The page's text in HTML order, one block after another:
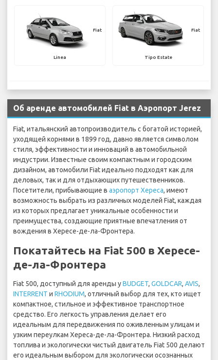
Fiat
Linea
Fiat
Tipo Estate
Об аренде автомобилей Fiat в Аэропорт Jerez
Fiat, итальянский автопроизводитель с богатой историей,
уходящей корнями в 1899 год, давно является символом
стиля, эффективности и инноваций в автомобильной
индустрии. Известные своим компактным и городским
дизайном, автомобили Fiat идеально подходят как для
деловых, так и для отдыхающих путешественников.
Посетители, прибывающие в аэропорт Хереса, имеют
возможность выбрать из различных моделей Fiat, каждая
из которых предлагает уникальные особенности и
преимущества, создающие приятные впечатления от
вождения в Хересе-де-ла-Фронтера.
Покатайтесь на Fiat 500 в Хересе-
де-ла-Фронтера
Fiat 500, доступный для аренды уBUDGET, GOLDCAR, AVIS,
INTERRENT и RHODIUM, отличный выбор для тех, кто ищет
компактное, стильное и эффективное транспортное
средство. Его легкость управления делает его
идеальным для передвижения по оживленным улицам и
узким переулкам Хереса-де-ла-Фронтера. Низкий расход
топлива и экологически чистый двигатель Fiat 500 делают
его идеальным выбором для экологически осознанных